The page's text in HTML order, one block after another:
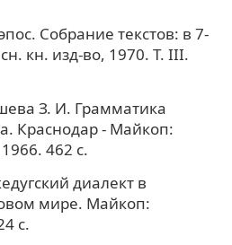
Собрание текстов: в 7-
кн. изд-во, 1970. Т. III.
З. И. Грамматика
Краснодар - Майкоп:
462 с.
диалект в
мире. Майкоп:
с.